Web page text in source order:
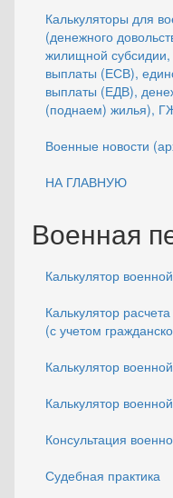
Калькуляторы для
(денежного
жилищной
выплаты (ЕСВ),
выплаты (ЕДВ),
(поднаем) жилья),
Военные новости
НА ГЛАВНУЮ
Военная
Калькулятор
Калькулятор
(с учетом
Калькулятор
Калькулятор
Консультация
Судебная практика